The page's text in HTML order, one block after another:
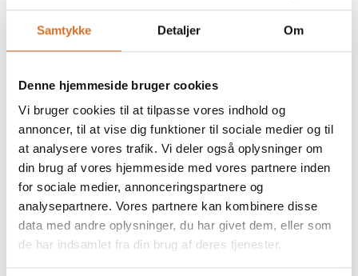
Samtykke Detaljer Om
Denne hjemmeside bruger cookies
Vi bruger cookies til at tilpasse vores indhold og
annoncer, til at vise dig funktioner til sociale medier og til
at analysere vores trafik. Vi deler også oplysninger om
din brug af vores hjemmeside med vores partnere inden
for sociale medier, annonceringspartnere og
analysepartnere. Vores partnere kan kombinere disse
data med andre oplysninger, du har givet dem, eller som
de har indsamlet fra din brug af deres tjenester.
ØKOLOGISK MARK HYLDEBLOMST 4,9%
alk
ØKOLOGISK PILSNER 5,5% alk.